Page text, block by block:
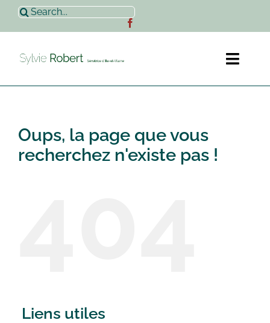
Passer
contenu
Rechercher:
Sylvie Robert
Oups, la page que vous
recherchez n'existe pas !
Liens utiles